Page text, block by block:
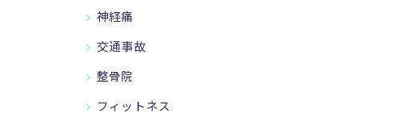
神経痛
交通事故
整骨院
フィットネス